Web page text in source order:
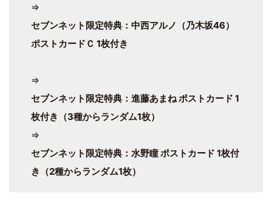
⇒
セブンネット限定特典：中西アルノ（乃木坂46）
ポストカードＣ 1枚付き
⇒
セブンネット限定特典：進藤あまね ポストカード 1
枚付き（3種からランダム1枚）
⇒
セブンネット限定特典：水野瞳 ポストカード 1枚付
き（2種からランダム1枚）